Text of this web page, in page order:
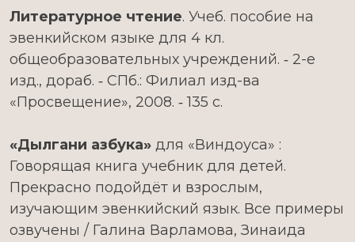
Литературное чтение. Учеб. пособие на
эвенкийском языке для 4 кл.
общеобразовательных учреждений. ‑ 2-е
изд., дораб. ‑ СПб.: Филиал изд-ва
«Просвещение», 2008. ‑ 135 с.
«Дылгани азбука» для «Виндоуса» :
Говорящая книга учебник для детей.
Прекрасно подойдёт и взрослым,
изучающим эвенкийский язык. Все примеры
озвучены / Галина Варламова, Зинаида